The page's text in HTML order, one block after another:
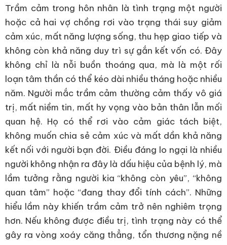
Trầm cảm trong hôn nhân là tình trạng một người
hoặc cả hai vợ chồng rơi vào trạng thái suy giảm
cảm xúc, mất năng lượng sống, thu hẹp giao tiếp và
không còn khả năng duy trì sự gắn kết vốn có. Đây
không chỉ là nỗi buồn thoáng qua, mà là một rối
loạn tâm thần có thể kéo dài nhiều tháng hoặc nhiều
năm. Người mắc trầm cảm thường cảm thấy vô giá
trị, mất niềm tin, mất hy vọng vào bản thân lẫn mối
quan hệ. Họ có thể rơi vào cảm giác tách biệt,
không muốn chia sẻ cảm xúc và mất dần khả năng
kết nối với người bạn đời. Điều đáng lo ngại là nhiều
người không nhận ra đây là dấu hiệu của bệnh lý, mà
lầm tưởng rằng người kia “không còn yêu”, “không
quan tâm” hoặc “đang thay đổi tính cách”. Những
hiểu lầm này khiến trầm cảm trở nên nghiêm trọng
hơn. Nếu không được điều trị, tình trạng này có thể
gây ra vòng xoáy căng thẳng, tổn thương nặng nề